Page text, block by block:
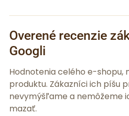
Overené recenzie
Googli
Hodnotenia celého e-shopu,
produktu. Zákazníci ich píšu
nevymýšľame a nemôžeme
mazať.